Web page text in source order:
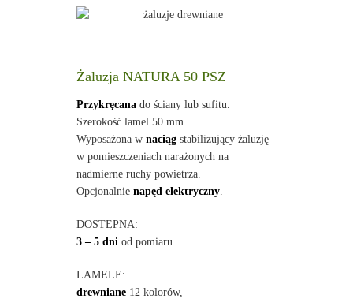
Żaluzja NATURA 50 PSZ
Przykręcanado ściany lub sufitu.
Szerokość lamel 50 mm.
Wyposażona w naciągstabilizujący żaluzję
w pomieszczeniach narażonych na
nadmierne ruchy powietrza.
Opcjonalnie napęd elektryczny.
DOSTĘPNA:
3 – 5 dni od pomiaru
LAMELE:
drewniane12 kolorów,